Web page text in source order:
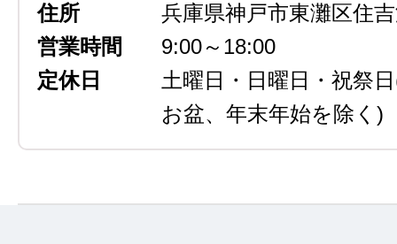
住所
兵庫県神戸市東灘区住
営業時間
9:00～18:00
定休日
土曜日・日曜日・祝祭日
お盆、年末年始を除く)